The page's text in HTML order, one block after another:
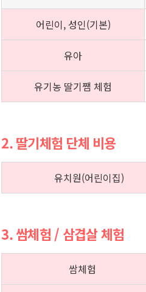
어린이, 성인(기본)
유아
유기농 딸기쨈 체험
2. 딸기체험 단체 비용
유치원(어린이집)
3. 쌈체험 / 삼겹살 체험
쌈체험